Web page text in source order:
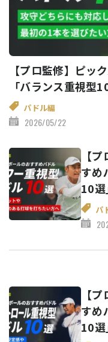
【プロ監修】ピッ
「バランス重視型
パドル編
2026/05/22
【
すめ
10選
パ
【
すめ
10選